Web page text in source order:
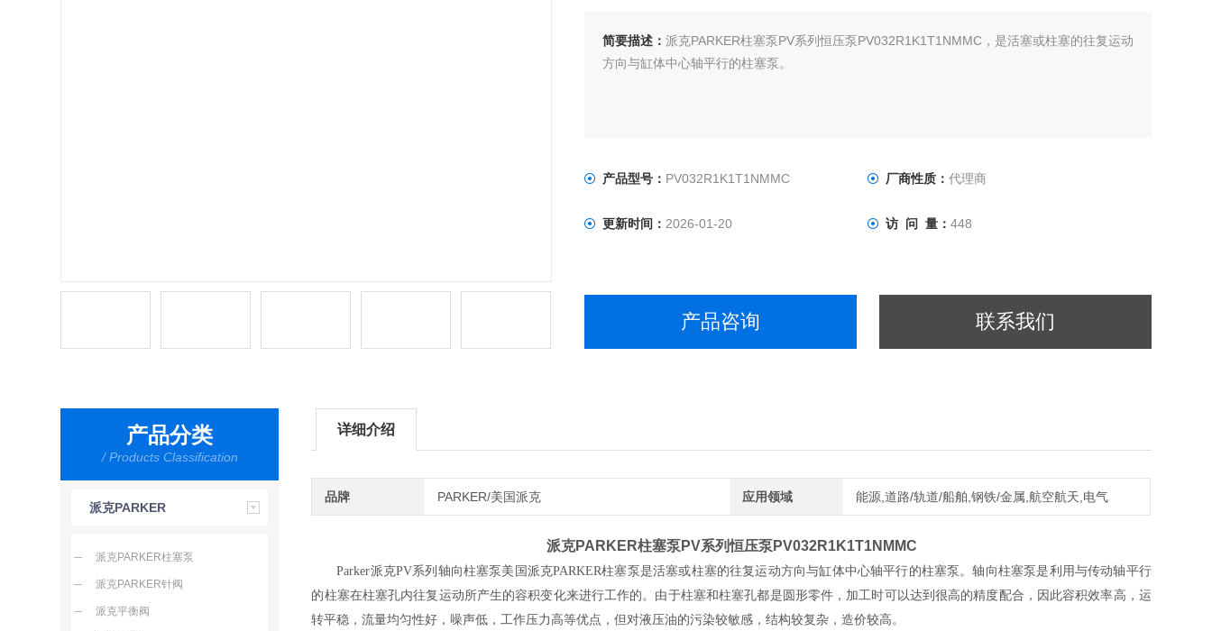
简要描述： 派克PARKER柱塞泵PV系列恒压泵PV032R1K1T1NMMC，是活塞或柱塞的往复运动
方向与缸体中心轴平行的柱塞泵。
产品型号： PV032R1K1T1NMMC 厂商性质：代理商
更新时间： 2026-01-20 访 问 量：448
产品咨询 联系我们
产品分类
/ Products Classification
派克PARKER
派克PARKER柱塞泵
派克PARKER针阀
派克平衡阀
详细介绍
品牌 PARKER/美国派克 应用领域 能源,道路/轨道/船舶,钢铁/金属,航空航天,电气
派克PARKER柱塞泵PV系列恒压泵PV032R1K1T1NMMC
Parker派克PV系列轴向柱塞泵美国派克PARKER柱塞泵是活塞或柱塞的往复运动方向与缸体中心轴平行的柱塞泵。轴向柱塞泵是利用与传动轴平行
的柱塞在柱塞孔内往复运动所产生的容积变化来进行工作的。由于柱塞和柱塞孔都是圆形零件，加工时可以达到很高的精度配合，因此容积效率高，运
转平稳，流量均匀性好，噪声低，工作压力高等优点，但对液压油的污染较敏感，结构较复杂，造价较高。